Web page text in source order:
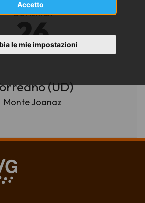
Accetto
le mie impostazioni
DOMENICA
26
LUGLIO 2026
(UD)
Monte Joanaz